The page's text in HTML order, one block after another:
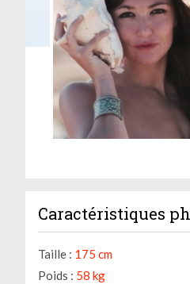
Caractéristiques
Taille : 175 cm
Poids : 58 kg